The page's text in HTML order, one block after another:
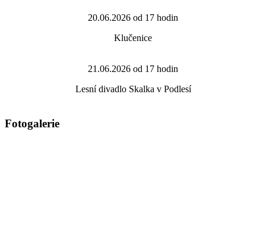
20.06.2026 od 17 hodin
Klučenice
21.06.2026 od 17 hodin
Lesní divadlo Skalka v Podlesí
Fotogalerie